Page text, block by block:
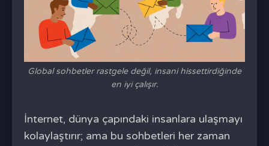
Global sohbetler rastgele değil, insani hissettirdiğinde
en iyi çalışır.
İnternet, dünya çapındaki insanlara ulaşmayı
kolaylaştırır; ama bu sohbetleri her zaman